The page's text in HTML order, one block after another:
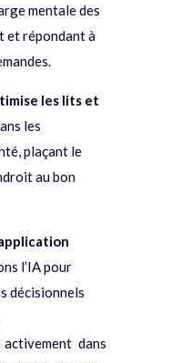
mentale des
et répondant à
les lits et
les
plaçant le
au bon
l’IA pour
décisionnels
dans